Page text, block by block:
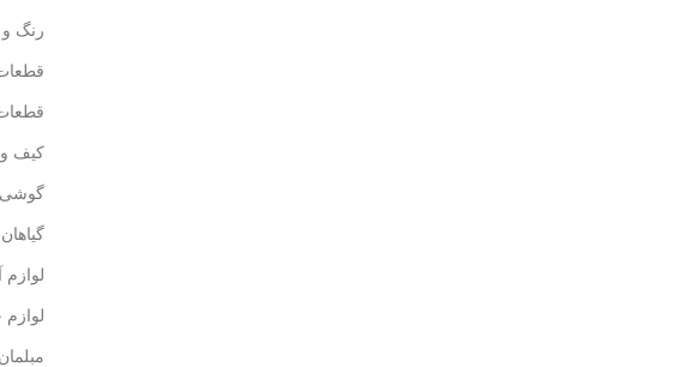
رنگ و
قطعات
کیف
گوشی
لوازم